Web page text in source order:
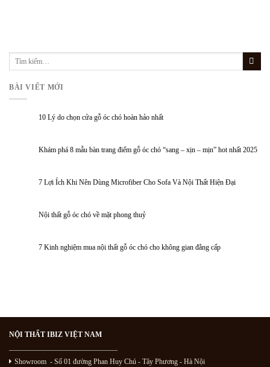
BÀI VIẾT MỚI
10 Lý do chọn cửa gỗ óc chó hoàn hảo nhất
Khám phá 8 mẫu bàn trang điểm gỗ óc chó “sang – xịn – mịn” hot nhất 2025
7 Lợi Ích Khi Nên Dùng Microfiber Cho Sofa Và Nội Thất Hiện Đại
Nội thất gỗ óc chó về mặt phong thuỷ
7 Kinh nghiệm mua nội thất gỗ óc chó cho không gian đẳng cấp
NỘI THẤT IBIZ VIỆT NAM
———————————————
Showroom - Số 01 đường Phan Huy Chú - Tây Phương - Hà Nội